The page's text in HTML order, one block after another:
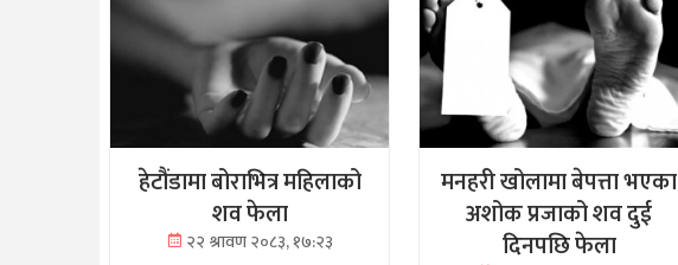
हेटौंडामा बोराभित्र महिलाको
शव फेला
२२ श्रावण २०८३, १७:२३
मनहरी खोलामा बेपत्ता भएका
अशोक प्रजाको शव दुई
दिनपछि फेला